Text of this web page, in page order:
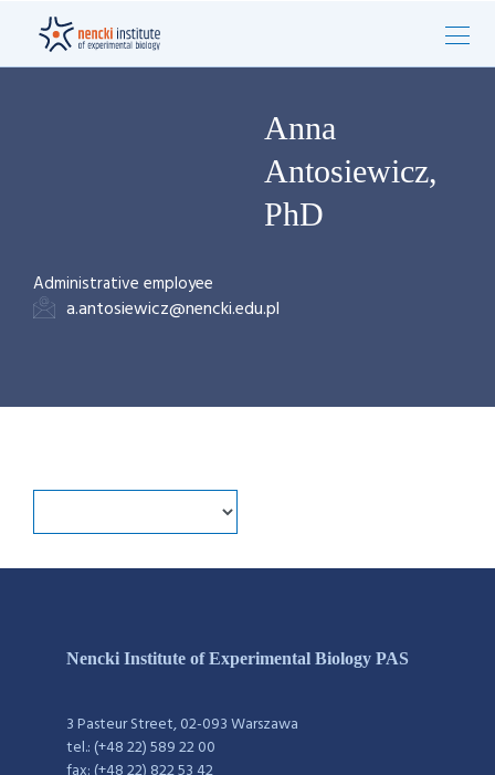
Anna
Antosiewicz,
PhD
Administrative employee
a.antosiewicz@nencki.edu.pl
Nencki Institute of Experimental Biology PAS
3 Pasteur Street, 02-093 Warszawa
tel.: (+48 22) 589 22 00